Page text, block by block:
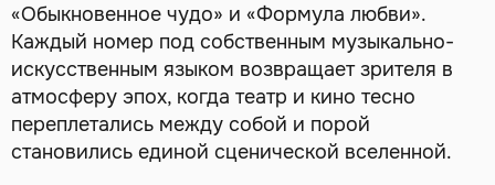
«Обыкновенное чудо» и «Формула любви».
Каждый номер под собственным музыкально-
искусственным языком возвращает зрителя в
атмосферу эпох, когда театр и кино тесно
переплетались между собой и порой
становились единой сценической вселенной.